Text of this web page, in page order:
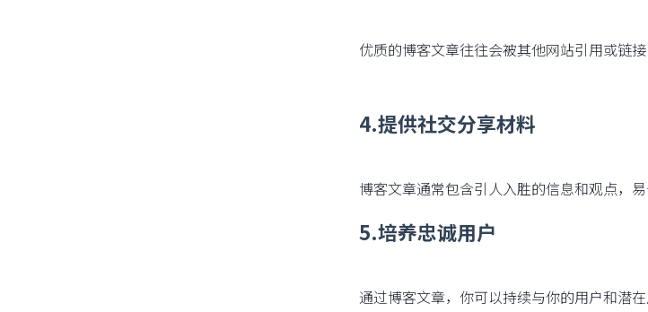
优质的博客文章往往会被其他网站引用或链
4.提供社交分享材料
博客文章通常包含引人入胜的信息和观点，
5.培养忠诚用户
通过博客文章，你可以持续与你的用户和潜